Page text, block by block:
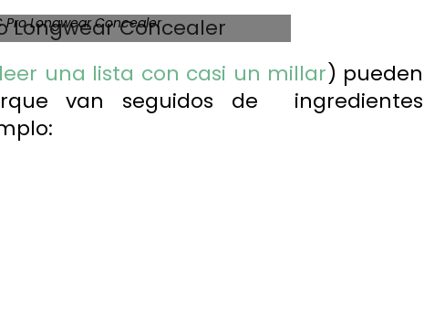
Pro Longwear Concealer
una lista con casi un millar) pueden
van seguidos de ingredientes